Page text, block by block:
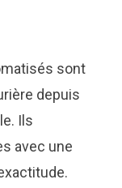
sont
depuis
Ils
avec une